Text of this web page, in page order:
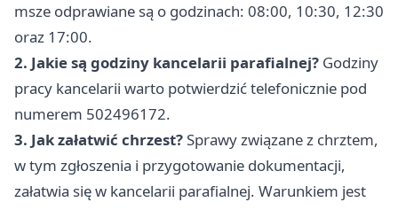
msze odprawiane są o godzinach: 08:00, 10:30, 12:30
oraz 17:00.
2. Jakie są godziny kancelarii parafialnej? Godziny
pracy kancelarii warto potwierdzić telefonicznie pod
numerem 502496172.
3. Jak załatwić chrzest?Sprawy związane z chrztem,
w tym zgłoszenia i przygotowanie dokumentacji,
załatwia się w kancelarii parafialnej. Warunkiem jest